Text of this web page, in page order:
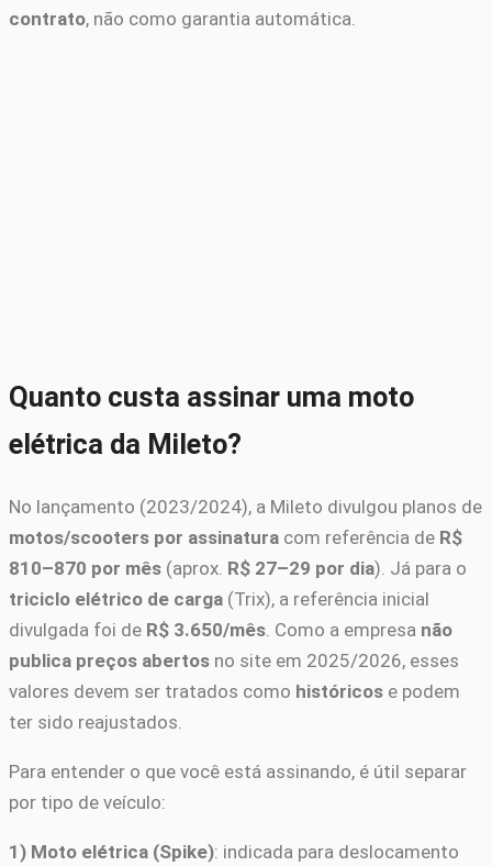
contrato, não como garantia automática.
Quanto custa assinar uma moto
elétrica da Mileto?
No lançamento (2023/2024), a Mileto divulgou planos de
motos/scooters por assinatura com referência de R$
810–870 por mês (aprox. R$ 27–29 por dia). Já para o
triciclo elétrico de carga (Trix), a referência inicial
divulgada foi de R$ 3.650/mês. Como a empresa não
publica preços abertos no site em 2025/2026, esses
valores devem ser tratados como históricos e podem
ter sido reajustados.
Para entender o que você está assinando, é útil separar
por tipo de veículo:
1) Moto elétrica (Spike): indicada para deslocamento